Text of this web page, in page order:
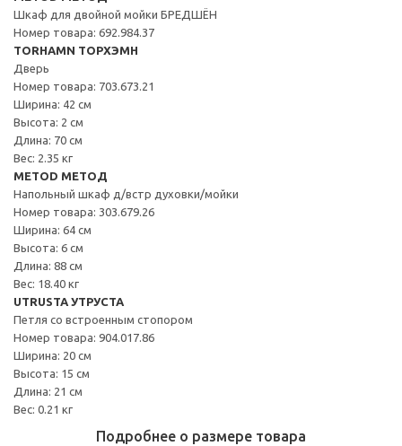
Шкаф для двойной мойки БРЕДШЁН
Номер товара: 692.984.37
TORHAMN ТОРХЭМН
Дверь
Номер товара: 703.673.21
Ширина: 42 см
Высота: 2 см
Длина: 70 см
Вес: 2.35 кг
METOD МЕТОД
Напольный шкаф д/встр духовки/мойки
Номер товара: 303.679.26
Ширина: 64 см
Высота: 6 см
Длина: 88 см
Вес: 18.40 кг
UTRUSTA УТРУСТА
Петля со встроенным стопором
Номер товара: 904.017.86
Ширина: 20 см
Высота: 15 см
Длина: 21 см
Вес: 0.21 кг
Подробнее о размере товара